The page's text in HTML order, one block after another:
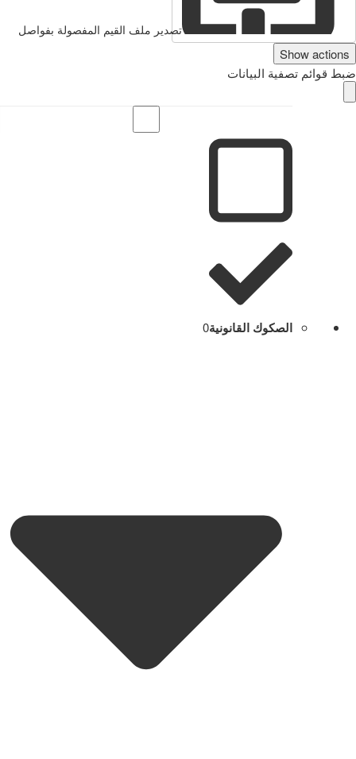
تصدير ملف القيم المفصولة بفواصل
Show actions
ضبط قوائم تصفية البيانات
الصكوك القانونية0